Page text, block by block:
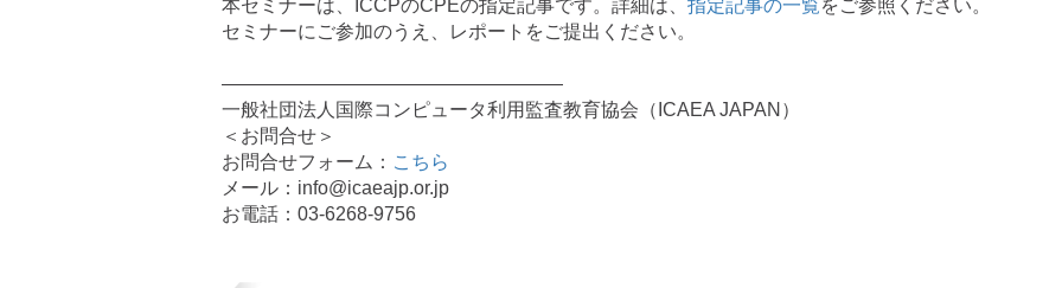
本セミナーは、ICCPのCPEの指定記事です。詳細は、 指定記事の一覧をご参照ください。
セミナーにご参加のうえ、レポートをご提出ください。
——————————————————
一般社団法人国際コンピュータ利用監査教育協会（ICAEA JAPAN）
＜お問合せ＞
お問合せフォーム： こちら
メール：info@icaeajp.or.jp
お電話：03-6268-9756